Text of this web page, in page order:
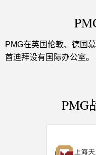
PMG在英国伦敦、德国
酋迪拜设有国际办公室。
PMG